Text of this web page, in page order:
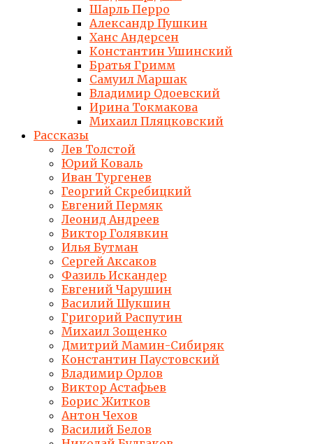
Шарль Перро
Александр Пушкин
Ханс Андерсен
Константин Ушинский
Братья Гримм
Самуил Маршак
Владимир Одоевский
Ирина Токмакова
Михаил Пляцковский
Рассказы
Лев Толстой
Юрий Коваль
Иван Тургенев
Георгий Скребицкий
Евгений Пермяк
Леонид Андреев
Виктор Голявкин
Илья Бутман
Сергей Аксаков
Фазиль Искандер
Евгений Чарушин
Василий Шукшин
Григорий Распутин
Михаил Зощенко
Дмитрий Мамин-Сибиряк
Константин Паустовский
Владимир Орлов
Виктор Астафьев
Борис Житков
Антон Чехов
Василий Белов